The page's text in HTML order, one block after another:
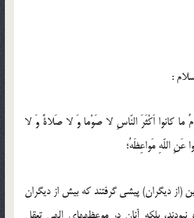
كانوا اَكْثَرَ النّاسِ لا صَوْما وَ لا صَلاةً وَ لا
عَنِ اللّه‏ِ مَواعِظَهُ؛
ديگران) پيشى گرفتند كه بيش از ديگران